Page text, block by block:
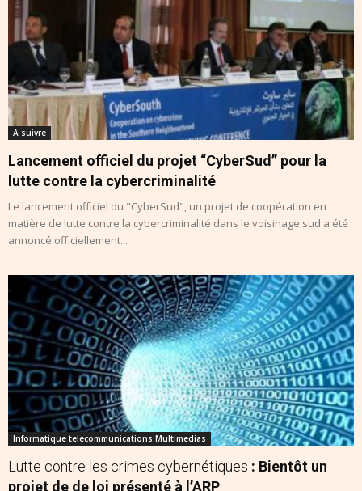
A suivre
Lancement officiel du projet “CyberSud” pour la
lutte contre la cybercriminalité
Le lancement officiel du "CyberSud", un projet de coopération en
matière de lutte contre la cybercriminalité dans le voisinage sud a été
annoncé officiellement...
Informatique telecommunications Multimedias
Lutte contre les crimes cybernétiques : Bientôt un
projet de de loi présenté à l’ARP